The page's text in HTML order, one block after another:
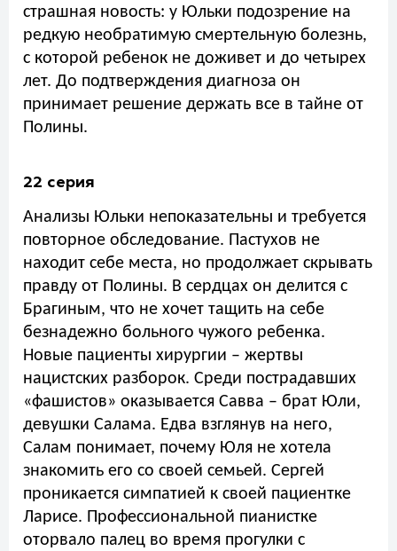
страшная новость: у Юльки подозрение на
редкую необратимую смертельную болезнь,
с которой ребенок не доживет и до четырех
лет. До подтверждения диагноза он
принимает решение держать все в тайне от
Полины.
22 серия
Анализы Юльки непоказательны и требуется
повторное обследование. Пастухов не
находит себе места, но продолжает скрывать
правду от Полины. В сердцах он делится с
Брагиным, что не хочет тащить на себе
безнадежно больного чужого ребенка.
Новые пациенты хирургии – жертвы
нацистских разборок. Среди пострадавших
«фашистов» оказывается Савва – брат Юли,
девушки Салама. Едва взглянув на него,
Салам понимает, почему Юля не хотела
знакомить его со своей семьей. Сергей
проникается симпатией к своей пациентке
Ларисе. Профессиональной пианистке
оторвало палец во время прогулки с